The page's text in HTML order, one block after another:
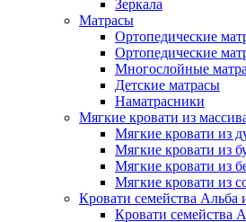
Зеркала
Матрасы
Ортопедические
Ортопедические
Многослойные
Детские матрасы
Наматрасники
Мягкие кровати из
Мягкие кровати из
Мягкие кровати из
Мягкие кровати из
Мягкие кровати из
Кровати семейства Альба
Кровати семейства